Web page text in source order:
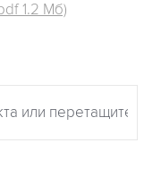
1.2 Мб)